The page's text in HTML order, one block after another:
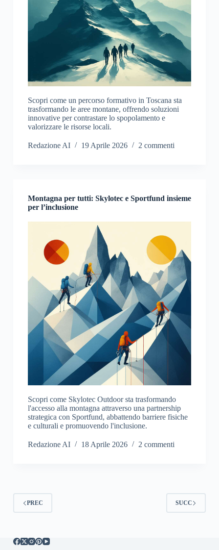
Scopri come un percorso formativo in Toscana sta
trasformando le aree montane, offrendo soluzioni
innovative per contrastare lo spopolamento e
valorizzare le risorse locali.
Redazione AI 19 Aprile 2026 2 commenti
Montagna per tutti: Skylotec e Sportfund insieme
per l’inclusione
Scopri come Skylotec Outdoor sta trasformando
l'accesso alla montagna attraverso una partnership
strategica con Sportfund, abbattendo barriere fisiche
e culturali e promuovendo l'inclusione.
Redazione AI 18 Aprile 2026 2 commenti
PREC SUCC